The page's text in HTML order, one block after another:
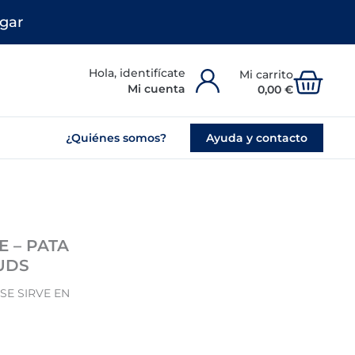
Mi cuenta 0,00 €
¿Quiénes somos? Ayuda y contacto
– PATA
SIRVE EN